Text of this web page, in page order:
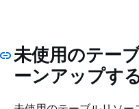
未使用のテー
ーンアップす